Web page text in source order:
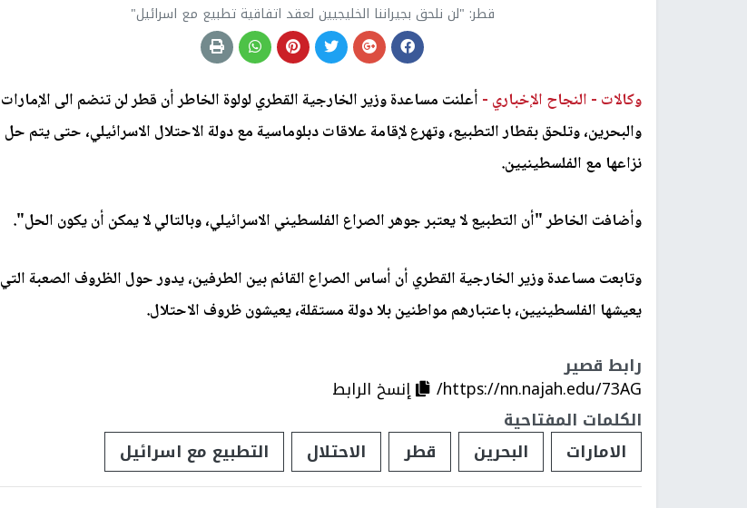
قطر: "لن نلحق بجيراننا الخليجيين لعقد اتفاقية تطبيع مع اسرائيل"
وكالات - النجاح الإخباري - أعلنت مساعدة وزير الخارجية القطري لولوة الخاطر أن قطر لن تنضم الى الإمارات
والبحرين، وتلحق بقطار التطبيع، وتهرع لإقامة علاقات دبلوماسية مع دولة الاحتلال الاسرائيلي، حتى يتم حل
نزاعها مع الفلسطينيين.
وأضافت الخاطر "أن التطبيع لا يعتبر جوهر الصراع الفلسطيني الاسرائيلي، وبالتالي لا يمكن أن يكون الحل".
وتابعت مساعدة وزير الخارجية القطري أن أساس الصراع القائم بين الطرفين، يدور حول الظروف الصعبة التي
يعيشها الفلسطينيين، باعتبارهم مواطنين بلا دولة مستقلة، يعيشون ظروف الاحتلال.
رابط قصير
https://nn.najah.edu/73AG/
إنسخ الرابط
الكلمات المفتاحية
الامارات
البحرين قطر الاحتلال التطبيع مع اسرائيل